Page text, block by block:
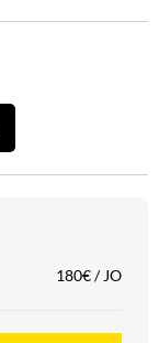
180€ / JO